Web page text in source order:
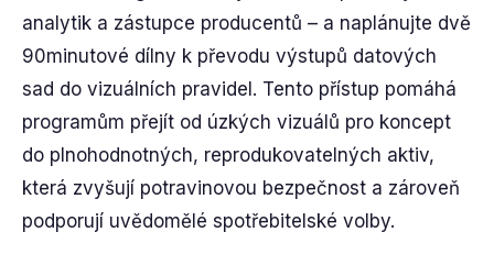
analytik a zástupce producentů – a naplánujte dvě
90minutové dílny k převodu výstupů datových
sad do vizuálních pravidel. Tento přístup pomáhá
programům přejít od úzkých vizuálů pro koncept
do plnohodnotných, reprodukovatelných aktiv,
která zvyšují potravinovou bezpečnost a zároveň
podporují uvědomělé spotřebitelské volby.